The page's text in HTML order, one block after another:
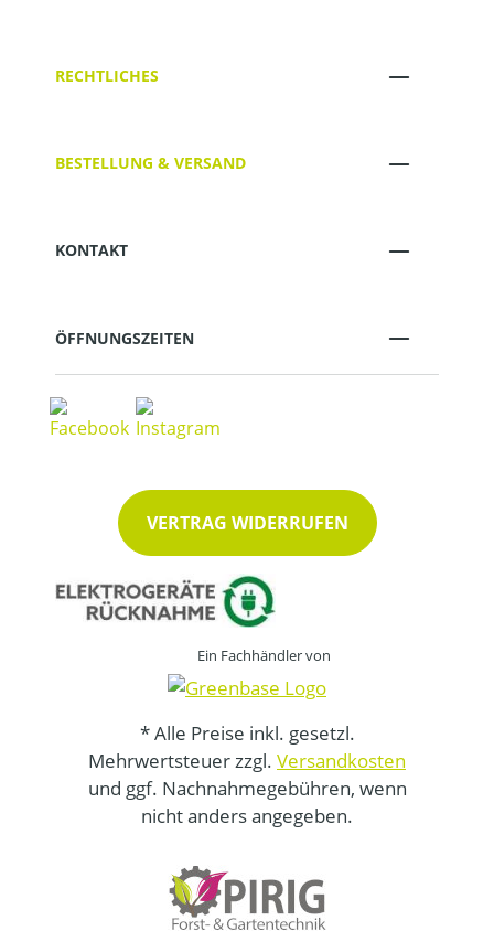
RECHTLICHES
BESTELLUNG & VERSAND
KONTAKT
ÖFFNUNGSZEITEN
VERTRAG WIDERRUFEN
Ein Fachhändler von
* Alle Preise inkl. gesetzl.
Mehrwertsteuer zzgl. Versandkosten
und ggf. Nachnahmegebühren, wenn
nicht anders angegeben.